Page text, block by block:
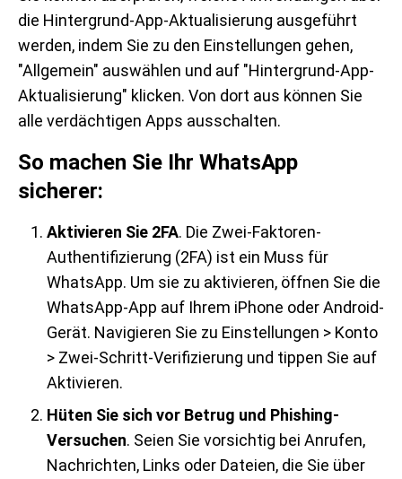
die Hintergrund-App-Aktualisierung ausgeführt
werden, indem Sie zu den Einstellungen gehen,
"Allgemein" auswählen und auf "Hintergrund-App-
Aktualisierung" klicken. Von dort aus können Sie
alle verdächtigen Apps ausschalten.
So machen Sie Ihr WhatsApp
sicherer:
Aktivieren Sie 2FA. Die Zwei-Faktoren-
Authentifizierung (2FA) ist ein Muss für
WhatsApp. Um sie zu aktivieren, öffnen Sie die
WhatsApp-App auf Ihrem iPhone oder Android-
Gerät. Navigieren Sie zu Einstellungen > Konto
> Zwei-Schritt-Verifizierung und tippen Sie auf
Aktivieren.
Hüten Sie sich vor Betrug und Phishing-
Versuchen. Seien Sie vorsichtig bei Anrufen,
Nachrichten, Links oder Dateien, die Sie über